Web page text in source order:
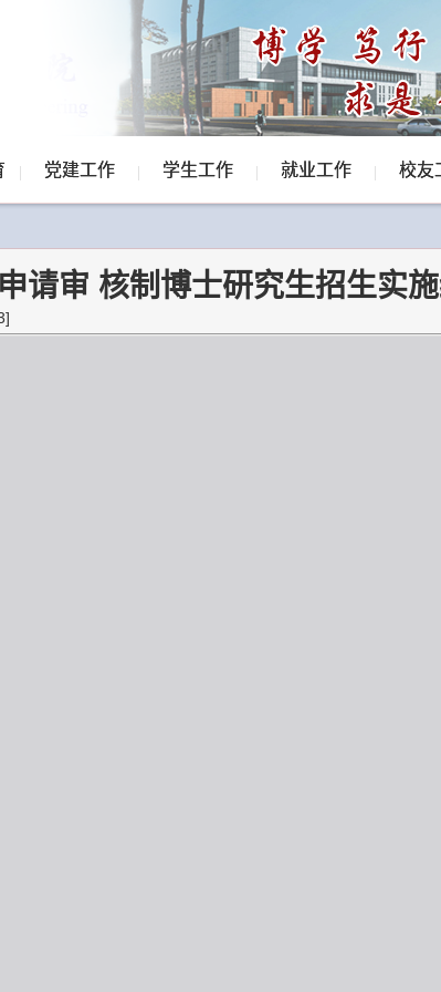
党建工作 学生工作 就业工作 校友
请审 核制博士研究生招生实
]